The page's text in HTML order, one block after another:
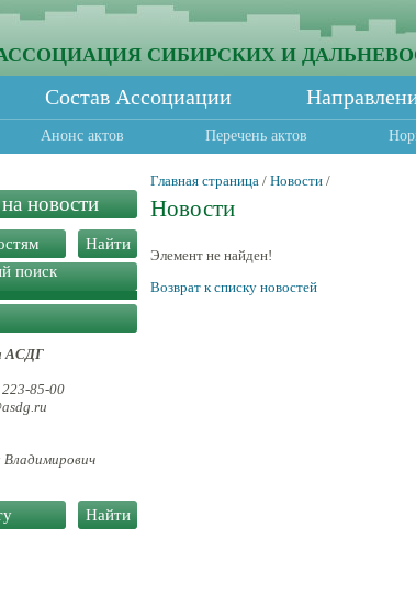
СИБИРСКИХ И
Состав Ассоциации
Анонс актов Перечень актов
новости
поиск
АСДГ
85-00
Главная страница / Новости /
Новости
Элемент не найден!
Возврат к списку новостей